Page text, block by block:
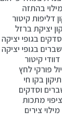
מילוי בהתזה
דליפות קיטור
יציקת ברזל
סדקים בגופי יציקה
שברים בגופי יציקה
דוודי קיטור
פורקי לחץ
תיקון בקו חי
וסדקים
ציפוי מתכות
מילוי צירים